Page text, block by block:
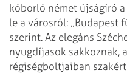
kóborló német újságíró
le a városról: „Budapest
szerint. Az elegáns
nyugdíjasok sakkoznak,
régiségboltjaiban